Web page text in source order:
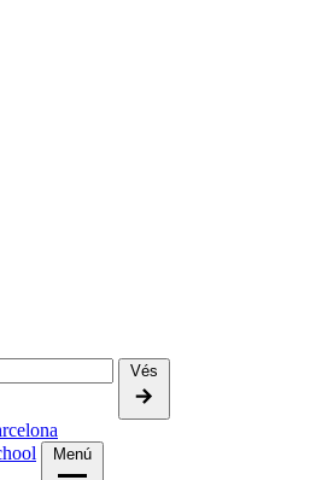
Vés
Menú